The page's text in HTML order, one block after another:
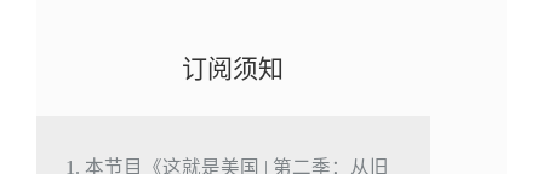
订阅须知
1. 本节目《这就是美国 | 第二季：从旧